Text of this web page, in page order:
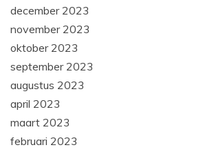
december 2023
november 2023
oktober 2023
september 2023
augustus 2023
april 2023
maart 2023
februari 2023